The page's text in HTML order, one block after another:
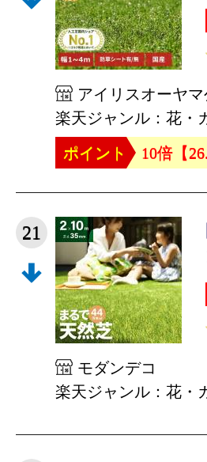
アイリスオーヤ
楽天ジャンル：花・
ポイント
10倍【
21
モダンデコ
楽天ジャンル：花・